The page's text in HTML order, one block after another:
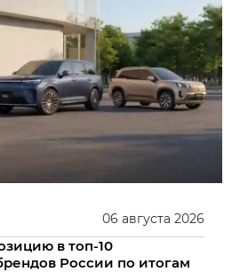
06 августа 2026
в топ-10
России по итогам